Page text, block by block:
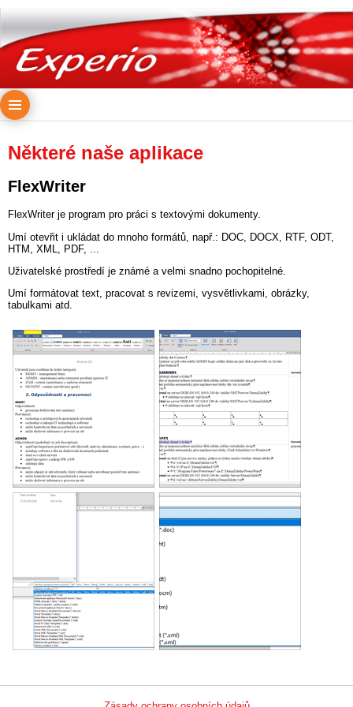
Některé naše aplikace
FlexWriter
FlexWriter je program pro práci s textovými dokumenty.
Umí otevřit i ukládat do mnoho formátů, např.: DOC, DOCX, RTF, ODT,
HTM, XML, PDF, ...
Uživatelské prostředí je známé a velmi snadno pochopitelné.
Umí formátovat text, pracovat s revizemi, vysvětlivkami, obrázky,
tabulkami atd.